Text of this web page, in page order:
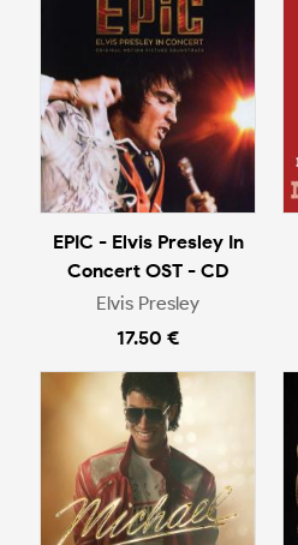
EPIC - Elvis Presley In
Concert OST - CD
Elvis Presley
17.50 €